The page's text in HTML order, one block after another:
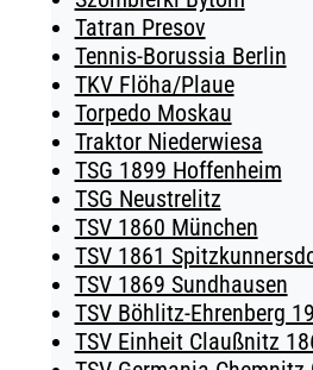
Tatran Presov
Tennis-Borussia Berlin
TKV Flöha/Plaue
Torpedo Moskau
Traktor Niederwiesa
TSG 1899 Hoffenheim
TSG Neustrelitz
TSV 1860 München
TSV 1861
TSV 1869 Sundhausen
TSV Böhlitz-Ehrenberg
TSV Einheit Claußnitz